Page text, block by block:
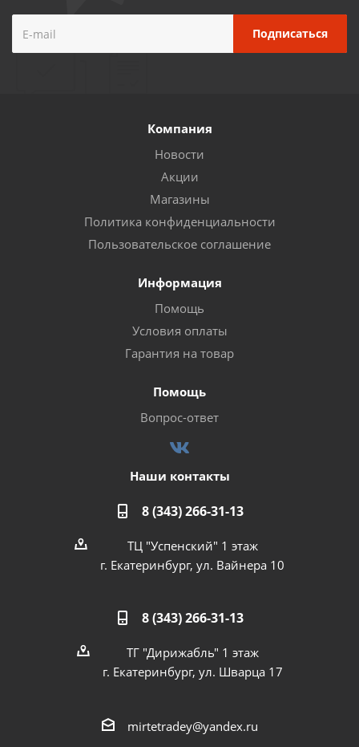
Компания
Новости
Акции
Магазины
Политика конфиденциальности
Пользовательское соглашение
Информация
Помощь
Условия оплаты
Гарантия на товар
Помощь
Вопрос-ответ
Наши контакты
8 (343) 266-31-13
ТЦ "Успенский" 1 этаж
г. Екатеринбург, ул. Вайнера 10
8 (343) 266-31-13
ТГ "Дирижабль" 1 этаж
г. Екатеринбург, ул. Шварца 17
mirtetradey@yandex.ru